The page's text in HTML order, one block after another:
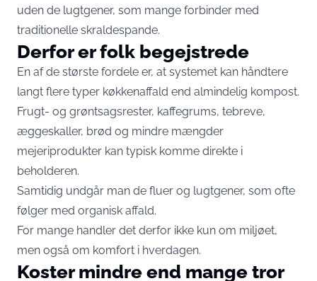
uden de lugtgener, som mange forbinder med
traditionelle skraldespande.
Derfor er folk begejstrede
En af de største fordele er, at systemet kan håndtere
langt flere typer køkkenaffald end almindelig kompost.
Frugt- og grøntsagsrester, kaffegrums, tebreve,
æggeskaller, brød og mindre mængder
mejeriprodukter kan typisk komme direkte i
beholderen.
Samtidig undgår man de fluer og lugtgener, som ofte
følger med organisk affald.
For mange handler det derfor ikke kun om miljøet,
men også om komfort i hverdagen.
Koster mindre end mange tror